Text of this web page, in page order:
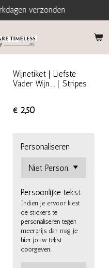
verzonden
Wijnetiket | Liefste
Vader Wijn.... | Stripes
€ 2,50
Personaliseren
Persoonlijke tekst
Indien je ervoor kiest
de stickers te
personaliseren tegen
meerprijs dan mag je
hier jouw tekst
doorgeven.